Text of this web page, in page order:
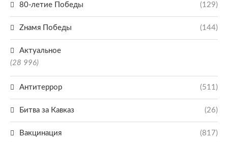
80-летие Победы (129)
Zнамя Победы (144)
Актуальное
(28 996)
Антитеррор (511)
Битва за Кавказ (26)
Вакцинация (817)